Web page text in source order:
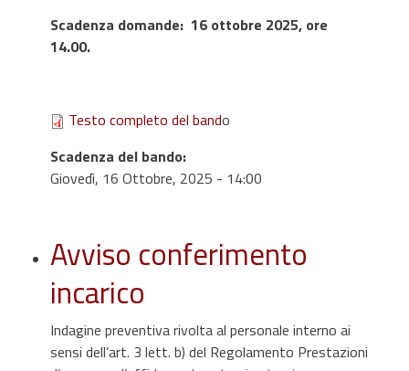
Scadenza domande: 16 ottobre 2025, ore
14.00.
Testo completo del bando
Scadenza del bando:
Giovedì, 16 Ottobre, 2025 - 14:00
Avviso conferimento
incarico
Indagine preventiva rivolta al personale interno ai
sensi dell’art. 3 lett. b) del Regolamento Prestazioni